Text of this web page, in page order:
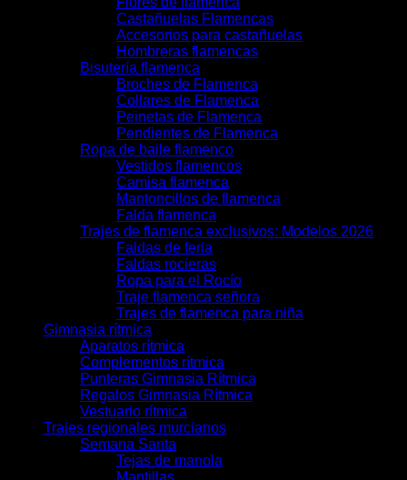
Castañuelas Flamencas
Accesorios para castañuelas
Hombreras flamencas
Bisutería flamenca
Broches de Flamenca
Collares de Flamenca
Peinetas de Flamenca
Pendientes de Flamenca
Ropa de baile flamenco
Vestidos flamencos
Camisa flamenca
Mantoncillos de flamenca
Falda flamenca
Trajes de flamenca exclusivos: Modelos 2026
Faldas de feria
Faldas rocieras
Ropa para el Rocío
Traje flamenca señora
Trajes de flamenca para niña
Gimnasia rítmica
Aparatos rítmica
Complementos rítmica
Punteras Gimnasia Rítmica
Regalos Gimnasia Rítmica
Vestuario rítmica
Trajes regionales murcianos
Semana Santa
Tejas de manola
Mantillas